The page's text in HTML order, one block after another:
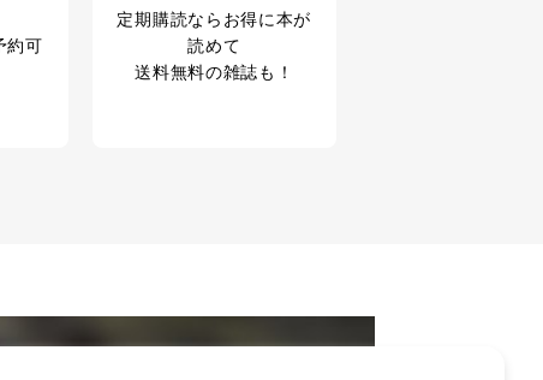
広告の案内のため
歴等の情報を分析して、趣
からのｅメール等による商
め
約可
定期購読なら お得に本が
読めて
送料無料の雑誌も！